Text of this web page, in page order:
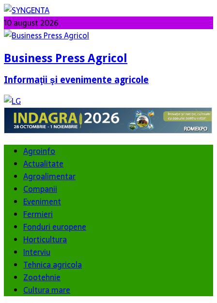
10 august 2026
Business Press Agricol
Informaţii şi evenimente agricole
Agroinfo
Actualitate
Agroalimentar
Companii
Eveniment
Fermieri
Fonduri europene
Horticultura
Interviu
Tehnica agricola
Zootehnie
Cultura mare